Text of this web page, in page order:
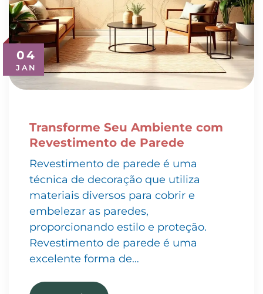
04
JAN
Transforme Seu Ambiente com
Revestimento de Parede
Revestimento de parede é uma
técnica de decoração que utiliza
materiais diversos para cobrir e
embelezar as paredes,
proporcionando estilo e proteção.
Revestimento de parede é uma
excelente forma de…